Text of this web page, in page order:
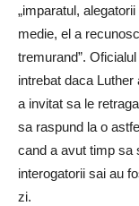
„imparatul,
medie, el a
tremurand”.
intrebat daca
a invitat sa le
sa raspund la o
cand a avut timp sa
interogatorii sai au
zi.